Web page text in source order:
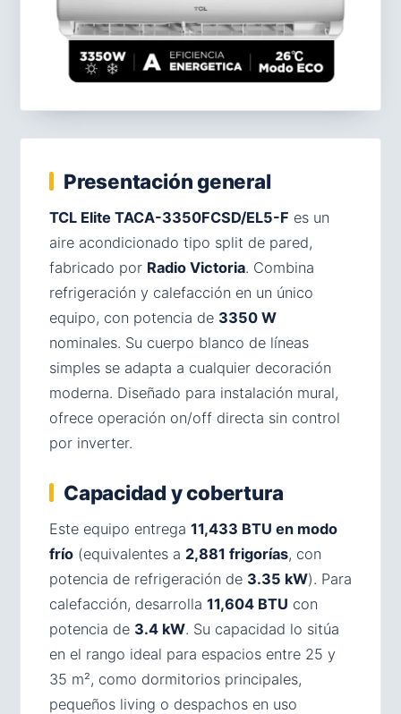
Presentación general
TCL Elite TACA-3350FCSD/EL5-F es un
aire acondicionado tipo split de pared,
fabricado por Radio Victoria. Combina
refrigeración y calefacción en un único
equipo, con potencia de 3350 W
nominales. Su cuerpo blanco de líneas
simples se adapta a cualquier decoración
moderna. Diseñado para instalación mural,
ofrece operación on/off directa sin control
por inverter.
Capacidad y cobertura
Este equipo entrega 11,433 BTU en modo
frío (equivalentes a 2,881 frigorías, con
potencia de refrigeración de 3.35 kW). Para
calefacción, desarrolla 11,604 BTU con
potencia de 3.4 kW. Su capacidad lo sitúa
en el rango ideal para espacios entre 25 y
35 m², como dormitorios principales,
pequeños living o despachos en uso